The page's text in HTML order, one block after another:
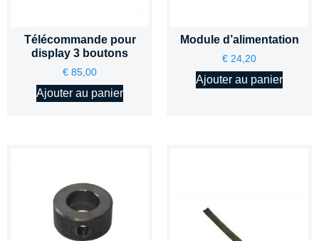
Télécommande pour
display 3 boutons
€ 85,00
Ajouter au panier
Module d’alimentation
€ 24,20
Ajouter au panier